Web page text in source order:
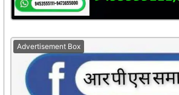
Advertisement Box